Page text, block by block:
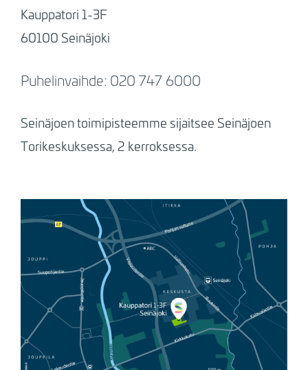
Kauppatori 1-3F
60100 Seinäjoki
Puhelinvaihde: 020 747 6000
Seinäjoen toimipisteemme sijaitsee Seinäjoen
Torikeskuksessa, 2 kerroksessa.